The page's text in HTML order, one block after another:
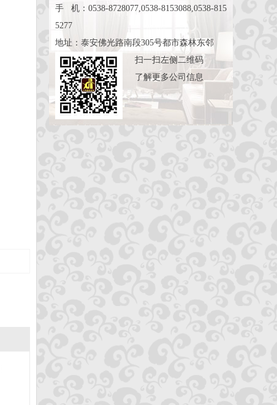
手 机：0538-8728077,0538-8153088,0538-815
5277
地址：泰安佛光路南段305号都市森林东邻
扫一扫左侧二维码
了解更多公司信息